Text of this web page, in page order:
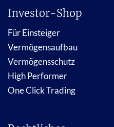
Investor-Shop
Für Einsteiger
Vermögensaufbau
Vermögensschutz
High Performer
One Click Trading